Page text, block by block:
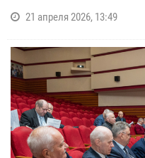
21 апреля 2026, 13:49